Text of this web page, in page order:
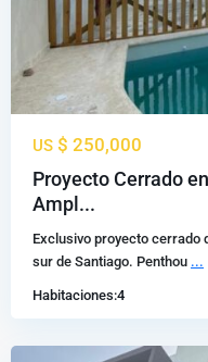
US $ 250,000
Proyecto Cerrado
Ampl...
Exclusivo proyecto cerrado
sur de Santiago. Penthou ...
Habitaciones:4
Don
los